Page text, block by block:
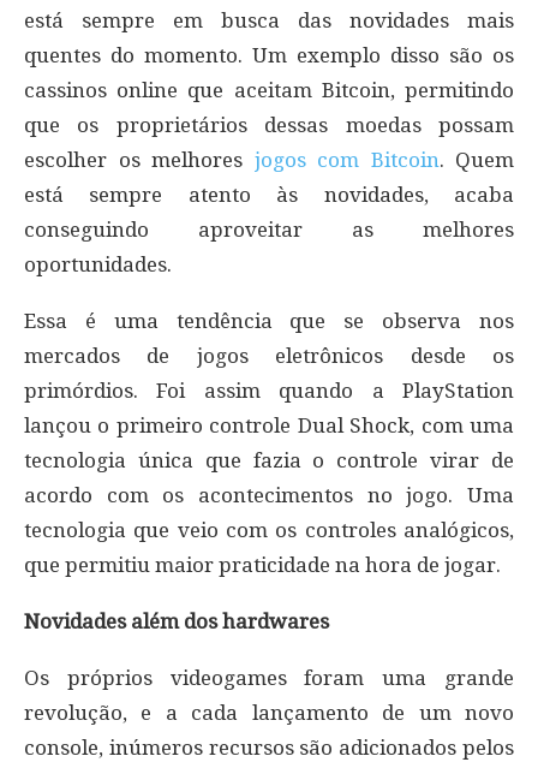
está sempre em busca das novidades mais
quentes do momento. Um exemplo disso são os
cassinos online que aceitam Bitcoin, permitindo
que os proprietários dessas moedas possam
escolher os melhores jogos com Bitcoin. Quem
está sempre atento às novidades, acaba
conseguindo aproveitar as melhores
oportunidades.
Essa é uma tendência que se observa nos
mercados de jogos eletrônicos desde os
primórdios. Foi assim quando a PlayStation
lançou o primeiro controle Dual Shock, com uma
tecnologia única que fazia o controle virar de
acordo com os acontecimentos no jogo. Uma
tecnologia que veio com os controles analógicos,
que permitiu maior praticidade na hora de jogar.
Novidades além dos hardwares
Os próprios videogames foram uma grande
revolução, e a cada lançamento de um novo
console, inúmeros recursos são adicionados pelos